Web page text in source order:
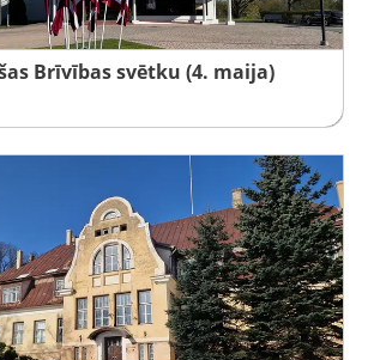
Brīvības svētku (4. maija)